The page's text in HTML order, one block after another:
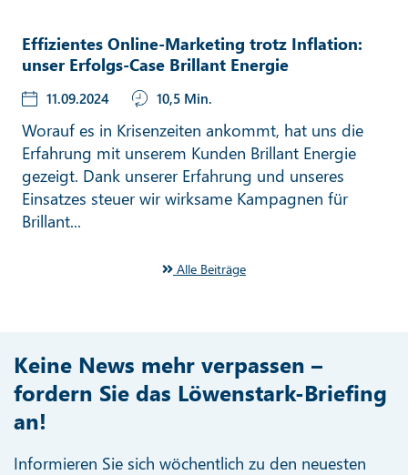
Effizientes Online-Marketing trotz Inflation:
unser Erfolgs-Case Brillant Energie
11.09.2024 10,5 Min.
Worauf es in Krisenzeiten ankommt, hat uns die
Erfahrung mit unserem Kunden Brillant Energie
gezeigt. Dank unserer Erfahrung und unseres
Einsatzes steuer wir wirksame Kampagnen für
Brillant...
Alle Beiträge
Keine News mehr verpassen –
fordern Sie das Löwenstark-Briefing
an!
Informieren Sie sich wöchentlich zu den neuesten